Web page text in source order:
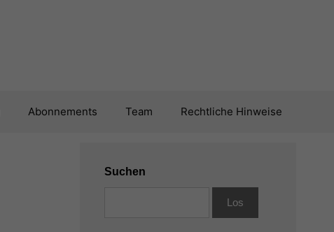
Abonnements Team Rechtliche Hinweise
Suchen